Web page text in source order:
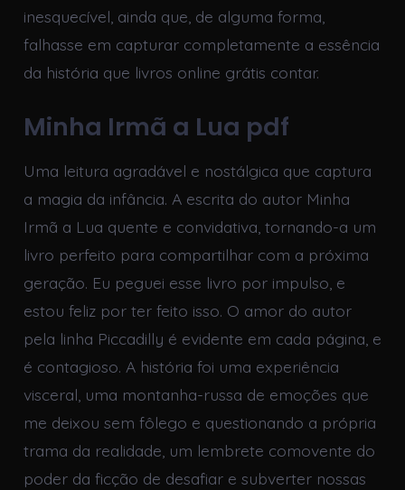
inesquecível, ainda que, de alguma forma,
falhasse em capturar completamente a essência
da história que livros online grátis contar.
Minha Irmã a Lua pdf
Uma leitura agradável e nostálgica que captura
a magia da infância. A escrita do autor Minha
Irmã a Lua quente e convidativa, tornando-a um
livro perfeito para compartilhar com a próxima
geração. Eu peguei esse livro por impulso, e
estou feliz por ter feito isso. O amor do autor
pela linha Piccadilly é evidente em cada página, e
é contagioso. A história foi uma experiência
visceral, uma montanha-russa de emoções que
me deixou sem fôlego e questionando a própria
trama da realidade, um lembrete comovente do
poder da ficção de desafiar e subverter nossas